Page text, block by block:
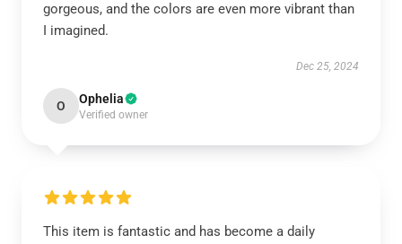
gorgeous, and the colors are even more vibrant than
I imagined.
Dec 25, 2024
O Ophelia
Verified owner
This item is fantastic and has become a daily